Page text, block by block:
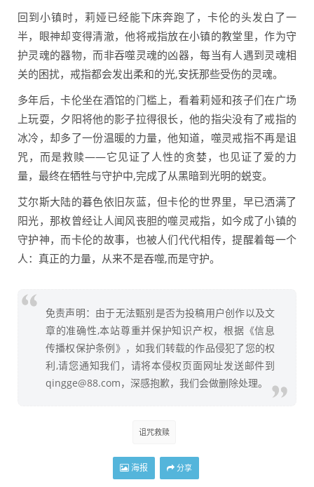
回到小镇时，莉娅已经能下床奔跑了，卡伦的头发白了一
半，眼神却变得清澈，他将戒指放在小镇的教堂里，作为守
护灵魂的器物，而非吞噬灵魂的凶器，每当有人遇到灵魂相
关的困扰，戒指都会发出柔和的光,安抚那些受伤的灵魂。
多年后，卡伦坐在酒馆的门槛上，看着莉娅和孩子们在广场
上玩耍，夕阳将他的影子拉得很长，他的指尖没有了戒指的
冰冷，却多了一份温暖的力量，他知道，噬灵戒指不再是诅
咒，而是救赎——它见证了人性的贪婪，也见证了爱的力
量，最终在牺牲与守护中,完成了从黑暗到光明的蜕变。
艾尔斯大陆的暮色依旧灰蓝，但卡伦的世界里，早已洒满了
阳光，那枚曾经让人闻风丧胆的噬灵戒指，如今成了小镇的
守护神，而卡伦的故事，也被人们代代相传，提醒着每一个
人：真正的力量，从来不是吞噬,而是守护。
免责声明：由于无法甄别是否为投稿用户创作以及文
章的准确性,本站尊重并保护知识产权，根据《信息
传播权保护条例》，如我们转载的作品侵犯了您的权
利,请您通知我们，请将本侵权页面网址发送邮件到
qingge@88.com，深感抱歉，我们会做删除处理。
诅咒救赎
海报 分享